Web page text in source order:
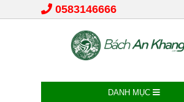
0583146666
DANH MỤC